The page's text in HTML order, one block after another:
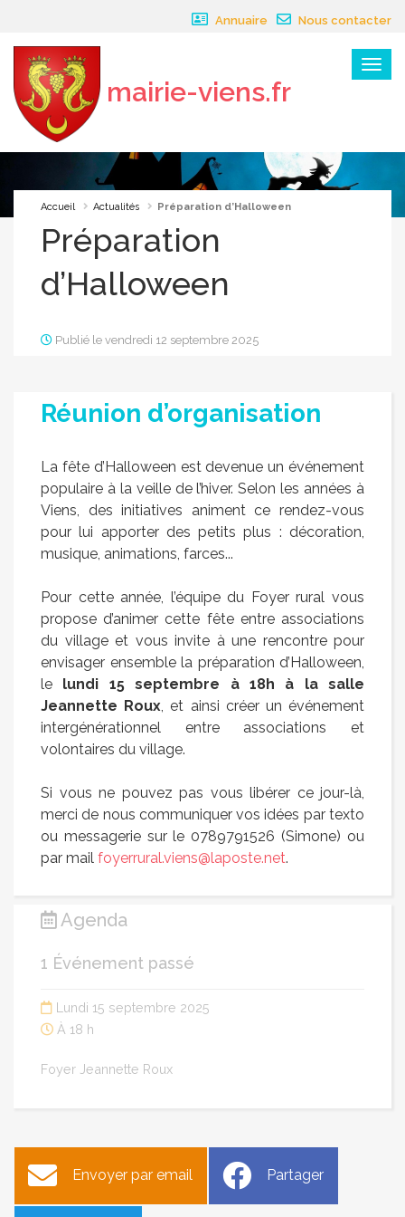
Annuaire Nous contacter
Menu
mairie-viens.fr
×
Accueil Actualités Préparation d’Halloween
Préparation
d’Halloween
Publié le vendredi 12 septembre 2025
Réunion d’organisation
La fête d’Halloween est devenue un événement
populaire à la veille de l’hiver. Selon les années à
Viens, des initiatives animent ce rendez-vous
pour lui apporter des petits plus : décoration,
musique, animations, farces...
Pour cette année, l’équipe du Foyer rural vous
propose d’animer cette fête entre associations
du village et vous invite à une rencontre pour
envisager ensemble la préparation d’Halloween,
le lundi 15 septembre à 18h à la salle
Jeannette Roux, et ainsi créer un événement
intergénérationnel entre associations et
volontaires du village.
Si vous ne pouvez pas vous libérer ce jour-là,
merci de nous communiquer vos idées par texto
ou messagerie sur le 0789791526 (Simone) ou
par mail foyerrural.viens@laposte.net.
Agenda
1 Événement passé
Lundi 15 septembre 2025
À 18 h
Foyer Jeannette Roux
Envoyer par email Partager
Panneau de gestion des cookies